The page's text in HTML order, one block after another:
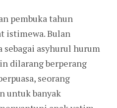
pembuka tahun
istimewa. Bulan
asyhurul hurum
dilarang berperang
seorang
untuk banyak